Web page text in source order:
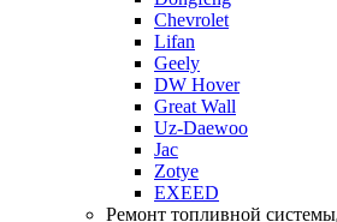
Chevrolet
Lifan
Geely
DW Hover
Great Wall
Uz-Daewoo
Jac
Zotye
EXEED
Ремонт топливной системы